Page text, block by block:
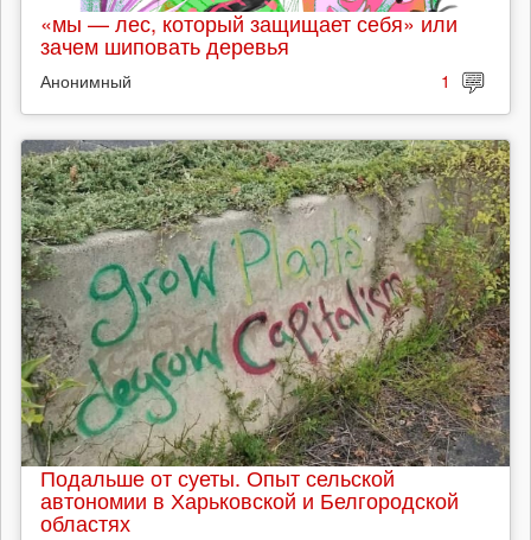
«мы — лес, который защищает себя» или
зачем шиповать деревья
Анонимный 1
Подальше от суеты. Опыт сельской
автономии в Харьковской и Белгородской
областях